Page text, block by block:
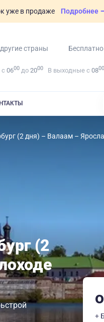
уже в продаже Подробнее
страны
0600 до 2000 В выходные с 0800
(2 дня) – Валаам –
(2
+